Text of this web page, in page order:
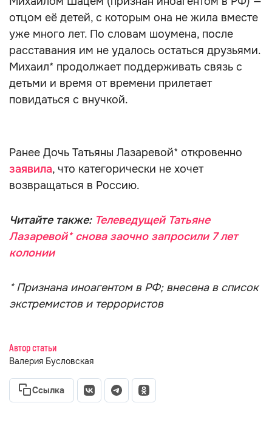
отцом её детей, с которым она не жила вместе
уже много лет. По словам шоумена, после
расставания им не удалось остаться друзьями.
Михаил* продолжает поддерживать связь с
детьми и время от времени прилетает
повидаться с внучкой.
Ранее Дочь Татьяны Лазаревой* откровенно
заявила, что категорически не хочет
возвращаться в Россию.
Читайте также: Телеведущей Татьяне
Лазаревой* снова заочно запросили 7 лет
колонии
* Признана иноагентом в РФ; внесена в список
экстремистов и террористов
Автор статьи
Валерия Бусловская
Ссылка